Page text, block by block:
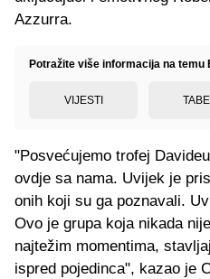
Azzurra.
Potražite više informacija na temu
VIJESTI
"Posvećujemo trofej
ovdje sa nama. Uvijek je
onih koji su ga poznavali.
Ovo je grupa koja nikada
najtežim momentima,
ispred pojedinca", kazao je